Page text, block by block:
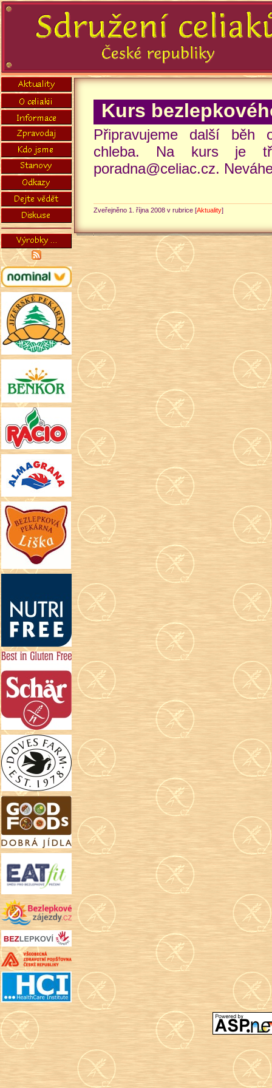
Kurs
Připravujeme další běh
chleba. Na kurs je
poradna@celiac.cz.
Zveřejněno 1. října 2008 v rubrice [Aktuality]